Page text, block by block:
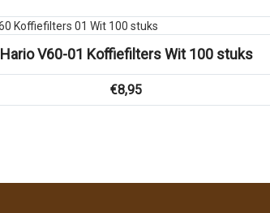
Hario V60-01 Koffiefilters Wit 100 stuks
€8,95